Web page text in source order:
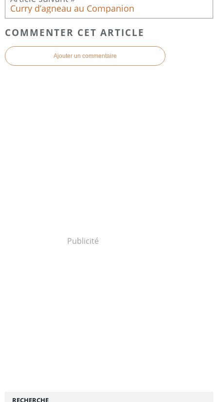
Curry d’agneau au Companion
COMMENTER CET ARTICLE
Ajouter un commentaire
Publicité
RECHERCHE